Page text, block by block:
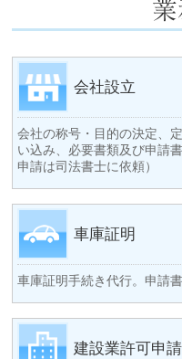
会社設立
会社の称号・目的の決定、
い込み、必要書類及び申請
申請は司法書士に依頼）
車庫証明
車庫証明手続き代行。申請
建設業許可申請